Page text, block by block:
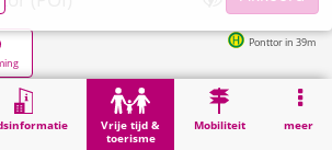
Vrije tijd &
toerisme
Mobiliteit meer
Ponttor in 39m
Bezienswaardigheid Aachen, Ponttor (POI)